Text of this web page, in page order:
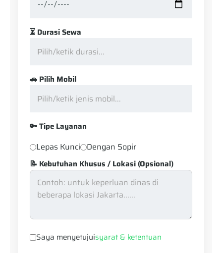
⏳ Durasi Sewa
🚗 Pilih Mobil
🔑 Tipe Layanan
Lepas Kunci Dengan Sopir
📝 Kebutuhan Khusus / Lokasi (Opsional)
Saya menyetujuisyarat & ketentuan